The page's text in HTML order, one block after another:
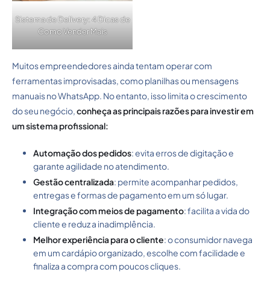
Sistema de Delivery: 4 Dicas de
Como Vender Mais
Muitos empreendedores ainda tentam operar com
ferramentas improvisadas, como planilhas ou mensagens
manuais no WhatsApp. No entanto, isso limita o crescimento
do seu negócio,conheça as principais razões para investir em
um sistema profissional:
Automação dos pedidos: evita erros de digitação e
garante agilidade no atendimento.
Gestão centralizada: permite acompanhar pedidos,
entregas e formas de pagamento em um só lugar.
Integração com meios de pagamento: facilita a vida do
cliente e reduz a inadimplência.
Melhor experiência para o cliente: o consumidor navega
em um cardápio organizado, escolhe com facilidade e
finaliza a compra com poucos cliques.